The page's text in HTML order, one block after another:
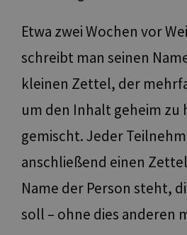
Etwa zwei Wochen vor
schreibt man seinen
kleinen Zettel, der
um den Inhalt geheim zu
gemischt. Jeder
anschließend einen
Name der Person steht,
soll – ohne dies anderen